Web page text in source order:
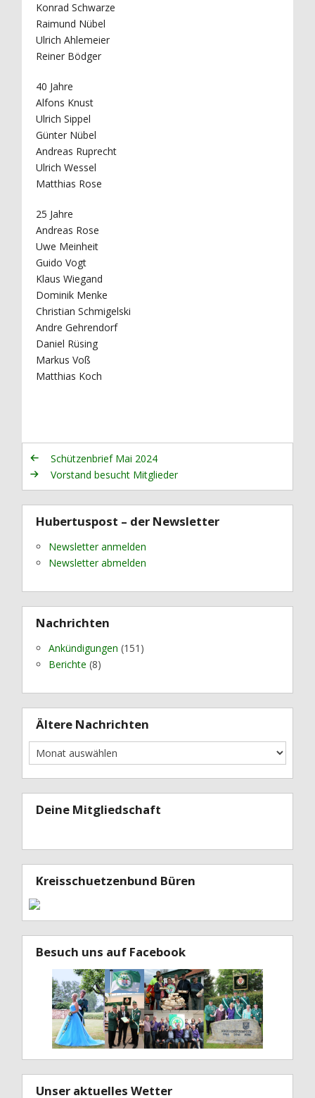
Konrad Schwarze
Raimund Nübel
Ulrich Ahlemeier
Reiner Bödger
40 Jahre
Alfons Knust
Ulrich Sippel
Günter Nübel
Andreas Ruprecht
Ulrich Wessel
Matthias Rose
25 Jahre
Andreas Rose
Uwe Meinheit
Guido Vogt
Klaus Wiegand
Dominik Menke
Christian Schmigelski
Andre Gehrendorf
Daniel Rüsing
Markus Voß
Matthias Koch
Schützenbrief Mai 2024
Vorstand besucht Mitglieder
Hubertuspost – der Newsletter
Newsletter anmelden
Newsletter abmelden
Nachrichten
Ankündigungen (151)
Berichte (8)
Ältere Nachrichten
Deine Mitgliedschaft
Kreisschuetzenbund Büren
Besuch uns auf Facebook
Unser aktuelles Wetter